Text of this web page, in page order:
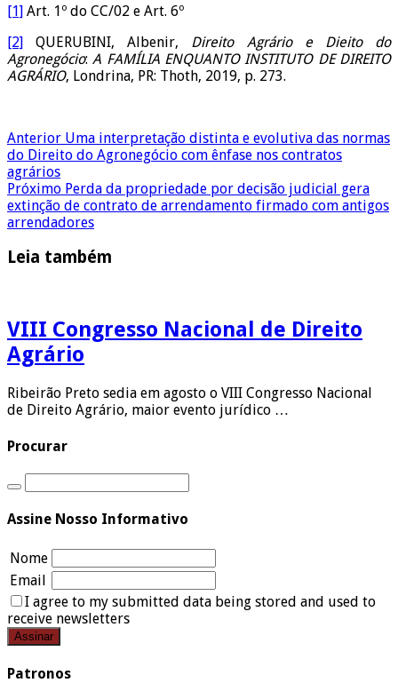
[1] Art. 1º do CC/02 e Art. 6º
[2] QUERUBINI, Albenir, Direito Agrário e Dieito do
Agronegócio:A FAMÍLIA ENQUANTO INSTITUTO DE DIREITO
AGRÁRIO, Londrina, PR: Thoth, 2019, p. 273.
Anterior Uma interpretação distinta e evolutiva das normas
do Direito do Agronegócio com ênfase nos contratos
agrários
Próximo Perda da propriedade por decisão judicial gera
extinção de contrato de arrendamento firmado com antigos
arrendadores
Leia também
VIII Congresso Nacional de Direito
Agrário
Ribeirão Preto sedia em agosto o VIII Congresso Nacional
de Direito Agrário, maior evento jurídico …
Procurar
Assine Nosso Informativo
Nome
Email
I agree to my submitted data being stored and used to
receive newsletters
Patronos